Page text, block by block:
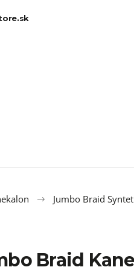
Jumbo Braid
Braid
1